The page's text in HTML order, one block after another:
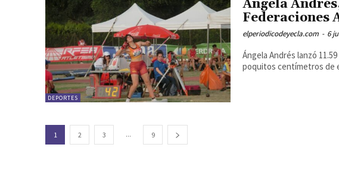
DEPORTES
Ángela
Federaciones
elperiodicodeyecla.com - 6
Ángela Andrés lanzó
poquitos centímetros de
1 2 3 ... 9